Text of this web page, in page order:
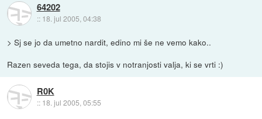
64202
:: 18. jul 2005, 04:38
> Sj se jo da umetno nardit, edino mi še ne vemo kako..
Razen seveda tega, da stojis v notranjosti valja, ki se vrti :)
R0K
:: 18. jul 2005, 05:55